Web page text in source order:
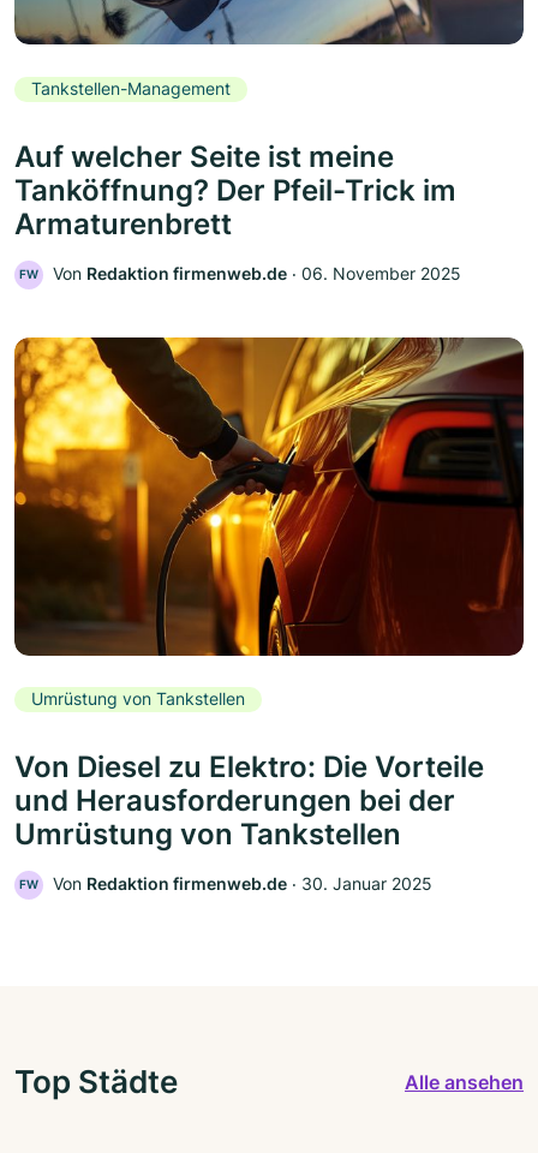
Tankstellen-Management
Auf welcher Seite ist meine
Tanköffnung? Der Pfeil-Trick im
Armaturenbrett
FW Von Redaktion firmenweb.de ‧ 06. November 2025
Umrüstung von Tankstellen
Von Diesel zu Elektro: Die Vorteile
und Herausforderungen bei der
Umrüstung von Tankstellen
FW Von Redaktion firmenweb.de ‧ 30. Januar 2025
Top Städte Alle ansehen